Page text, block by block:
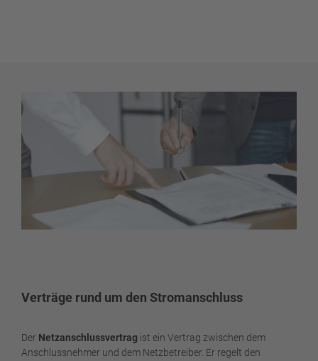
Verträge rund um den Stromanschluss
Der Netzanschlussvertrag ist ein Vertrag zwischen dem
Anschlussnehmer und dem Netzbetreiber. Er regelt den